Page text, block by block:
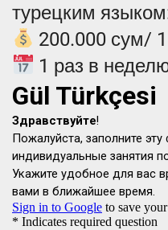
турецким
200.000 сум/
1 раз в